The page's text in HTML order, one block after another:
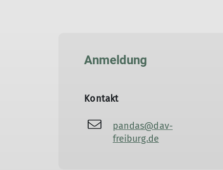
Anmeldung
Kontakt
pandas@dav-
freiburg.de